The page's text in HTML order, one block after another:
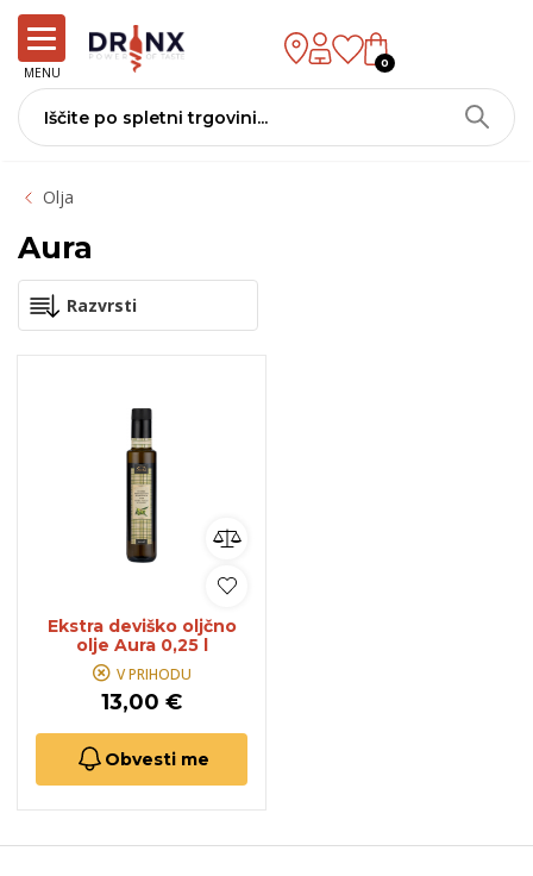
MENU
0
Olja
Aura
Ekstra deviško oljčno
olje Aura 0,25 l
V PRIHODU
13,00 €
Obvesti me